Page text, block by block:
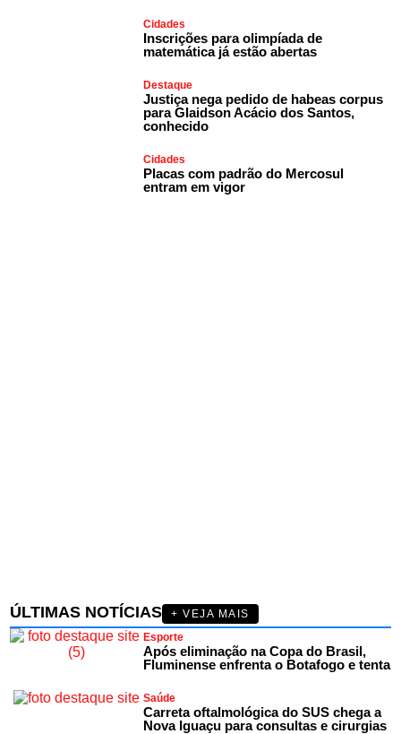
Cidades
Inscrições para olimpíada de
matemática já estão abertas
Destaque
Justiça nega pedido de habeas corpus
para Glaidson Acácio dos Santos,
conhecido
Cidades
Placas com padrão do Mercosul
entram em vigor
ÚLTIMAS NOTÍCIAS
+ VEJA MAIS
Esporte
Após eliminação na Copa do Brasil,
Fluminense enfrenta o Botafogo e tenta
Saúde
Carreta oftalmológica do SUS chega a
Nova Iguaçu para consultas e cirurgias